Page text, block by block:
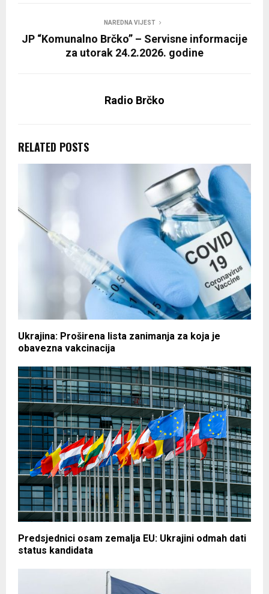
NAREDNA VIJEST
JP “Komunalno Brčko” – Servisne informacije
za utorak 24.2.2026. godine
Radio Brčko
RELATED POSTS
Ukrajina: Proširena lista zanimanja za koja je
obavezna vakcinacija
Predsjednici osam zemalja EU: Ukrajini odmah dati
status kandidata